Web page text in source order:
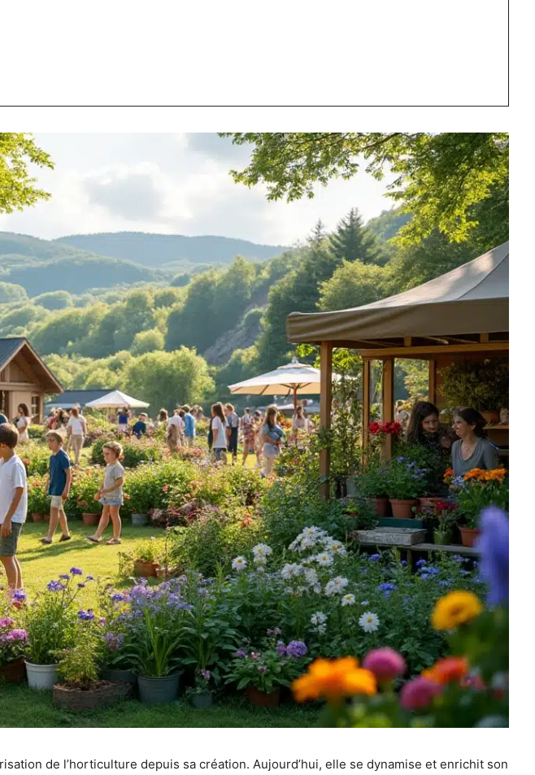
de l’horticulture depuis sa création. Aujourd’hui, elle se dynamise et enrichit son